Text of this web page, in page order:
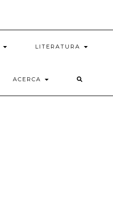
LITERATURA
ACERCA